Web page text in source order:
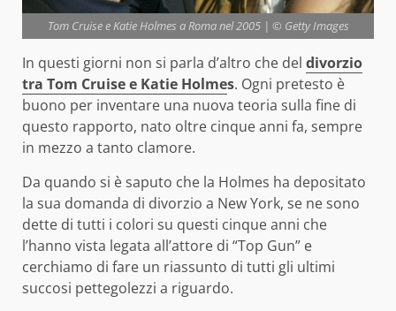
Tom Cruise e Katie Holmes a Roma nel 2005 | © Getty Images
In questi giorni non si parla d’altro che del divorzio
tra Tom Cruise e Katie Holmes. Ogni pretesto è
buono per inventare una nuova teoria sulla fine di
questo rapporto, nato oltre cinque anni fa, sempre
in mezzo a tanto clamore.
Da quando si è saputo che la Holmes ha depositato
la sua domanda di divorzio a New York, se ne sono
dette di tutti i colori su questi cinque anni che
l’hanno vista legata all’attore di “Top Gun” e
cerchiamo di fare un riassunto di tutti gli ultimi
succosi pettegolezzi a riguardo.